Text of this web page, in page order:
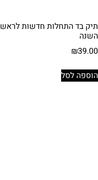
תיק בד התחלות חדשות לראש
השנה
₪39.00
הוספה לסל